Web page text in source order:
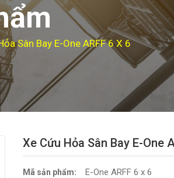
Sân Bay E-One ARFF 6 X 6
Xe Cứu Hỏa Sân Bay E-One
Mã sản phẩm: E-One ARFF 6 x 6